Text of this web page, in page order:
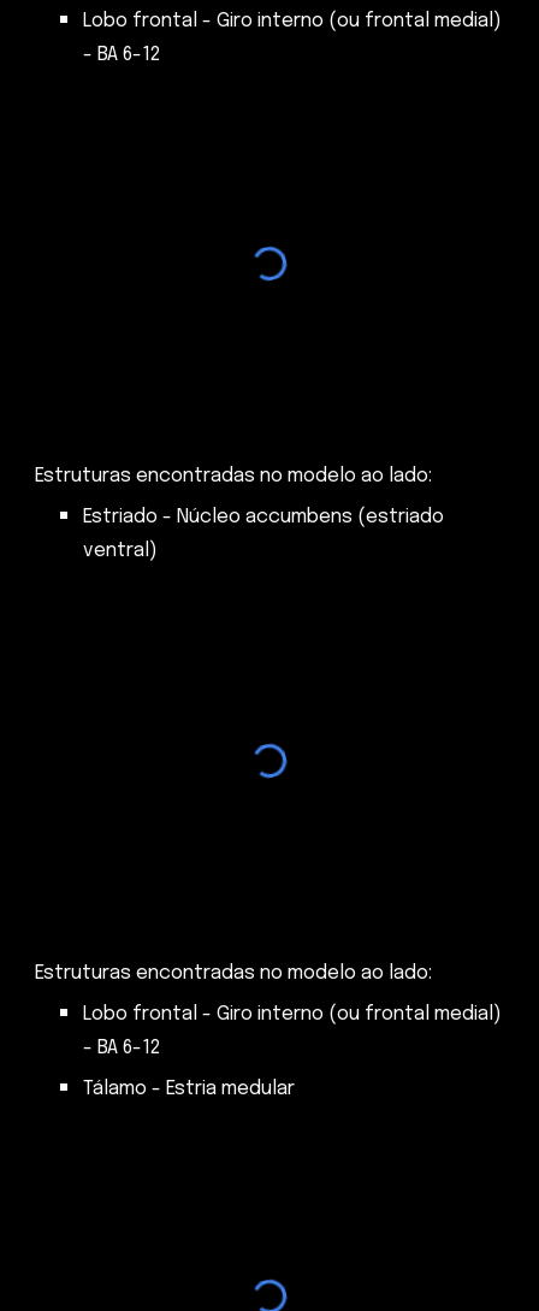
Lobo frontal - Giro interno (ou frontal medial)
- BA 6-12
Estruturas encontradas no modelo ao lado:
Estriado - Núcleo accumbens (estriado
ventral)
Estruturas encontradas no modelo ao lado:
Lobo frontal - Giro interno (ou frontal medial)
- BA 6-12
Tálamo - Estria medular